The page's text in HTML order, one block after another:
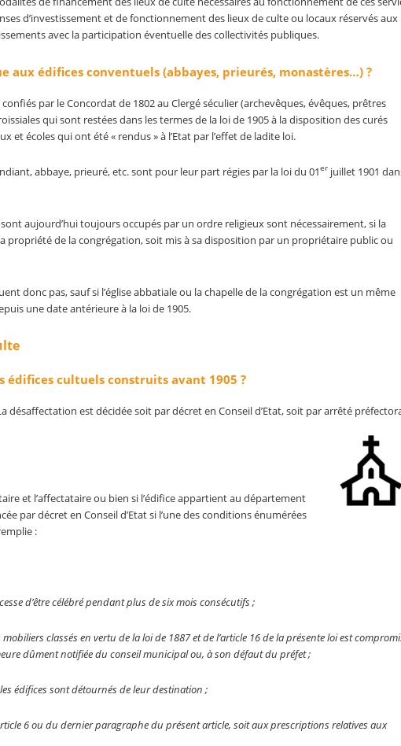
d’investissement et de fonctionnement des lieux de culte ou locaux réservés aux
avec la participation éventuelle des collectivités publiques.
aux édifices conventuels (abbayes, prieurés, monastères…) ?
par le Concordat de 1802 au Clergé séculier (archevêques, évêques, prêtres
qui sont restées dans les termes de la loi de 1905 à la disposition des curés
et écoles qui ont été « rendus » à l’Etat par l’effet de ladite loi.
abbaye, prieuré, etc. sont pour leur part régies par la loi du 01erjuillet 1901
aujourd’hui toujours occupés par un ordre religieux sont nécessairement, si la
propriété de la congrégation, soit mis à sa disposition par un propriétaire public ou
donc pas, sauf si l’église abbatiale ou la chapelle de la congrégation est un même
une date antérieure à la loi de 1905.
édifices cultuels construits avant 1905 ?
désaffectation est décidée soit par décret en Conseil d’Etat, soit par arrêté
et l’affectataire ou bien si l’édifice appartient au département
par décret en Conseil d’Etat si l’une des conditions énumérées
:
d’être célébré pendant plus de six mois consécutifs ;
classés en vertu de la loi de 1887 et de l’article 16 de la présente loi est
dûment notifiée du conseil municipal ou, à son défaut du préfet ;
édifices sont détournés de leur destination ;
6 ou du dernier paragraphe du présent article, soit aux prescriptions relatives aux